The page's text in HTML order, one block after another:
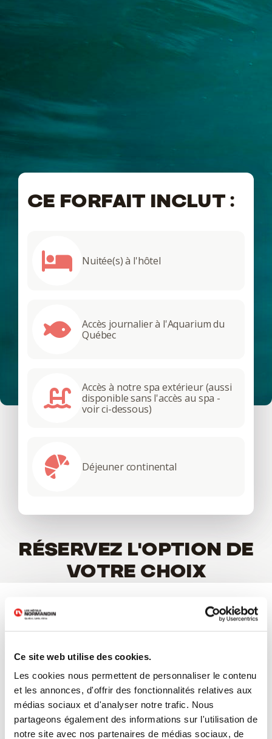
Ce site web utilise des cookies.
Les cookies nous permettent de personnaliser le contenu
et les annonces, d'offrir des fonctionnalités relatives aux
médias sociaux et d'analyser notre trafic. Nous
partageons également des informations sur l'utilisation de
notre site avec nos partenaires de médias sociaux, de
CE FORFAIT INCLUT :
Nuitée(s) à l'hôtel
Accès journalier à l'Aquarium du
Québec
Accès à notre spa extérieur (aussi
disponible sans l'accès au spa -
voir ci-dessous)
Déjeuner continental
RÉSERVEZ L'OPTION DE
VOTRE CHOIX
Forfait Couple (Lévis)
l'Aquarium du
Québec pour 2
adultes (18 ans +)
& Accès au spa